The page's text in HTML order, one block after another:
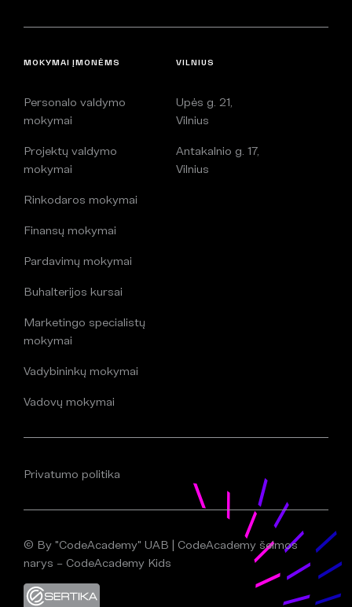
MOKYMAI ĮMONĖMS
Personalo valdymo
mokymai
Projektų valdymo
mokymai
Rinkodaros mokymai
Finansų mokymai
Pardavimų mokymai
Buhalterijos kursai
Marketingo specialistų
mokymai
Vadybininkų mokymai
Vadovų mokymai
VILNIUS
Upės g. 21,
Vilnius
Antakalnio g. 17,
Vilnius
Privatumo politika
© By "CodeAcademy" UAB | CodeAcademy šeimos
narys – CodeAcademy Kids